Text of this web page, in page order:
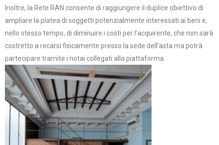
Inoltre, la Rete RAN consente di raggiungere il duplice obiettivo di
ampliare la platea di soggetti potenzialmente interessati ai beni e,
nello stesso tempo, di diminuire i costi per l’acquirente, che non sarà
costretto a recarsi fisicamente presso la sede dell’asta ma potrà
partecipare tramite i notai collegati alla piattaforma.